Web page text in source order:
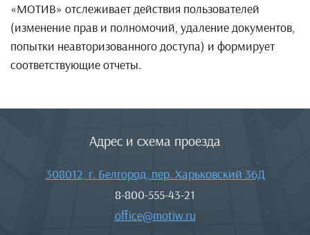
«МОТИВ» отслеживает действия пользователей
(изменение прав и полномочий, удаление документов,
попытки неавторизованного доступа) и формирует
соответствующие отчеты.
Адрес и схема проезда
308012, г. Белгород, пер. Харьковский 36Д
8-800-555-43-21
office@motiw.ru